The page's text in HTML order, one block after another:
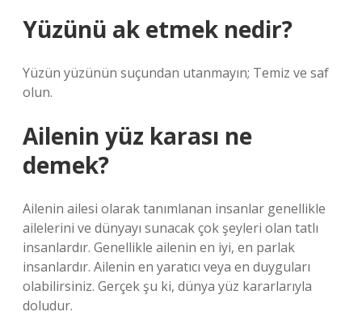
Yüzünü ak etmek nedir?
Yüzün yüzünün suçundan utanmayın; Temiz ve saf
olun.
Ailenin yüz karası ne
demek?
Ailenin ailesi olarak tanımlanan insanlar genellikle
ailelerini ve dünyayı sunacak çok şeyleri olan tatlı
insanlardır. Genellikle ailenin en iyi, en parlak
insanlardır. Ailenin en yaratıcı veya en duyguları
olabilirsiniz. Gerçek şu ki, dünya yüz kararlarıyla
doludur.